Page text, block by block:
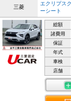
三菱
エクリプス
ーシート
総額
諸費用
保証
年式
車検
店舗